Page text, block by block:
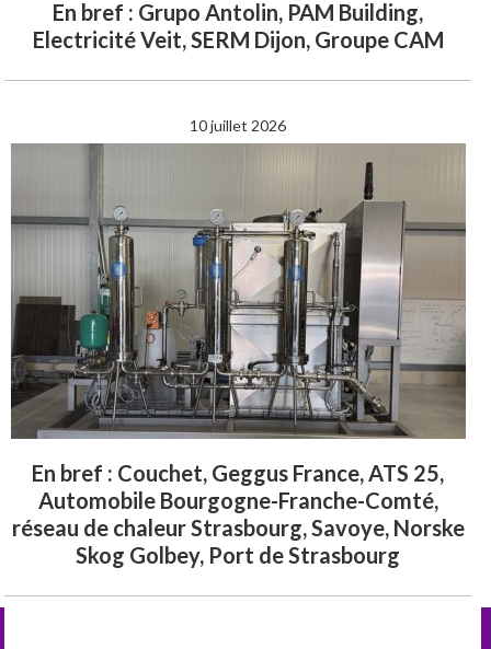
En bref : Grupo Antolin, PAM Building,
Electricité Veit, SERM Dijon, Groupe CAM
10 juillet 2026
En bref : Couchet, Geggus France, ATS 25,
Automobile Bourgogne-Franche-Comté,
réseau de chaleur Strasbourg, Savoye, Norske
Skog Golbey, Port de Strasbourg